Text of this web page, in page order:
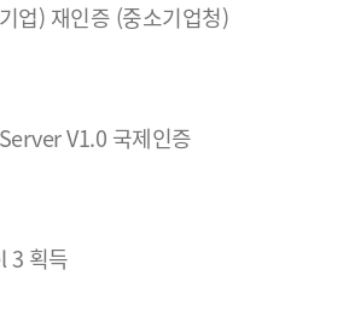
업) 재인증 (중소기업청)
V1.0 국제인증
3 획득